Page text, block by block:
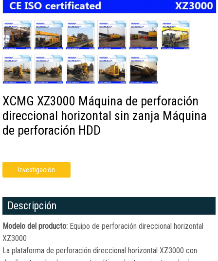
XCMG XZ3000 Máquina de perforación
direccional horizontal sin zanja Máquina
de perforación HDD
Investigación
Descripción
Modelo del producto: Equipo de perforación direccional horizontal
XZ3000
La plataforma de perforación direccional horizontal XZ3000 con